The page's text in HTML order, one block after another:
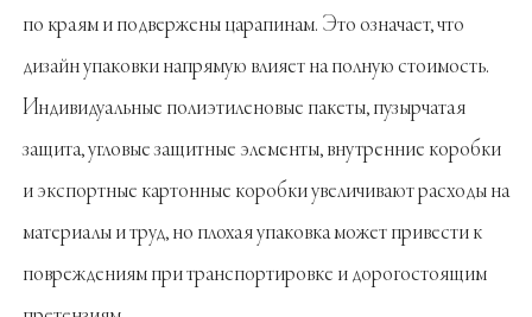
по краям и подвержены царапинам. Это означает, что
дизайн упаковки напрямую влияет на полную стоимость.
Индивидуальные полиэтиленовые пакеты, пузырчатая
защита, угловые защитные элементы, внутренние коробки
и экспортные картонные коробки увеличивают расходы на
материалы и труд, но плохая упаковка может привести к
повреждениям при транспортировке и дорогостоящим